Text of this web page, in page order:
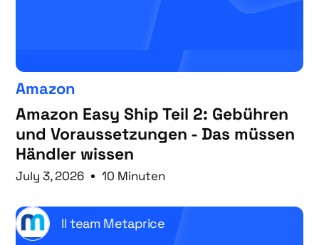
Amazon
Amazon Easy Ship Teil 2: Gebühren
und Voraussetzungen - Das müssen
Händler wissen
July 3, 2026 10 Minuten
Il team Metaprice